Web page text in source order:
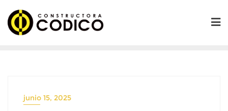
contenido
junio 15, 2025